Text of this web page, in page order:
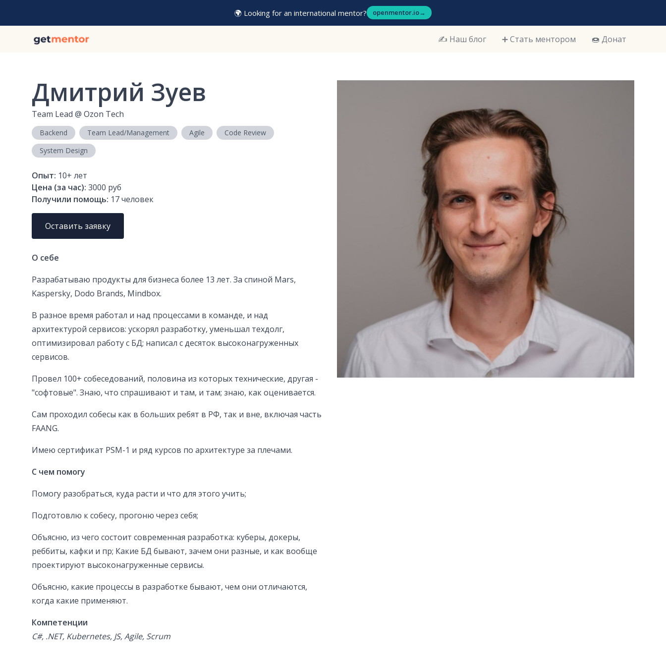
🌍 Looking for an international mentor? openmentor.io→
✍️ Наш блог ➕ Стать ментором 🍩 Донат
Дмитрий Зуев
Team Lead @ Ozon Tech
Backend Team Lead/Management Agile
Code Review
System Design
Опыт: 10+ лет
Цена (за час): 3000 руб
Получили помощь: 17человек
Оставить заявку
О себе
Разрабатываю продукты для бизнеса более 13 лет. За спиной Mars,
Kaspersky, Dodo Brands, Mindbox.
В разное время работал и над процессами в команде, и над
архитектурой сервисов: ускорял разработку, уменьшал техдолг,
оптимизировал работу с БД; написал с десяток высоконагруженных
сервисов.
Провел 100+ собеседований, половина из которых технические, другая -
"софтовые". Знаю, что спрашивают и там, и там; знаю, как оценивается.
Сам проходил собесы как в больших ребят в РФ, так и вне, включая часть
FAANG.
Имею сертификат PSM-1 и ряд курсов по архитектуре за плечами.
С чем помогу
Помогу разобраться, куда расти и что для этого учить;
Подготовлю к собесу, прогоню через себя;
Объясню, из чего состоит современная разработка: куберы, докеры,
реббиты, кафки и пр; Какие БД бывают, зачем они разные, и как вообще
проектируют высоконагруженные сервисы.
Объясню, какие процессы в разработке бывают, чем они отличаются,
когда какие применяют.
Компетенции
C#, .NET, Kubernetes, JS, Agile, Scrum